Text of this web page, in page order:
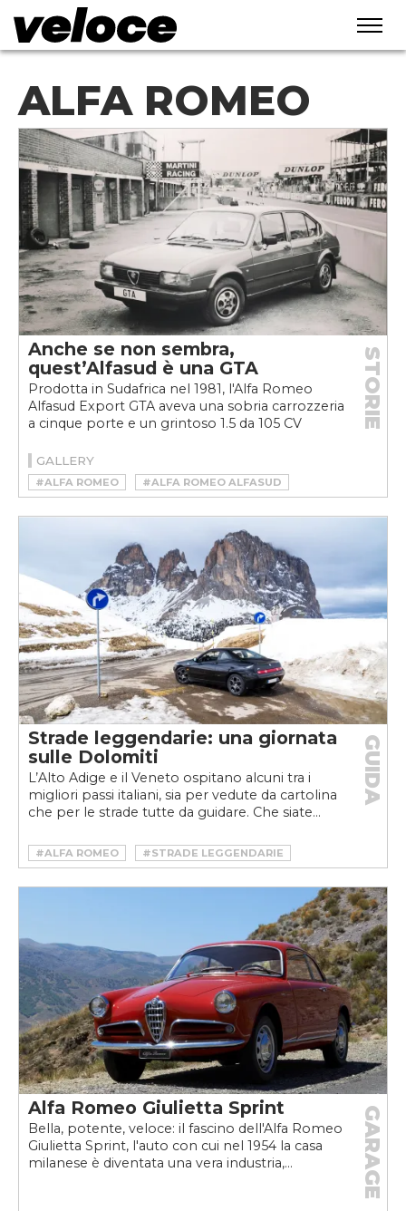
ALFA ROMEO
Anche se non sembra,
quest’Alfasud è una GTA
Prodotta in Sudafrica nel 1981, l'Alfa Romeo
Alfasud Export GTA aveva una sobria carrozzeria
a cinque porte e un grintoso 1.5 da 105 CV
STORIE
GALLERY
#ALFA ROMEO
#ALFA ROMEO ALFASUD
#ALFA ROMEO ALFASUD GTA
Strade leggendarie: una giornata
sulle Dolomiti
L’Alto Adige e il Veneto ospitano alcuni tra i
migliori passi italiani, sia per vedute da cartolina
che per le strade tutte da guidare. Che siate...
GUIDA
#ALFA ROMEO #STRADE LEGGENDARIE
Alfa Romeo Giulietta Sprint
Bella, potente, veloce: il fascino dell'Alfa Romeo
Giulietta Sprint, l'auto con cui nel 1954 la casa
milanese è diventata una vera industria,...
GARAGE